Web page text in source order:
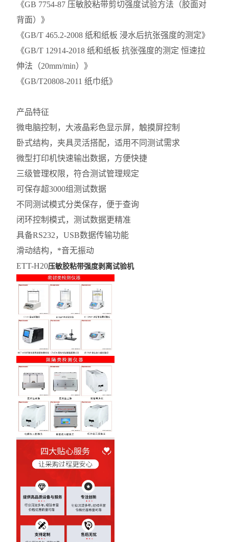
《GB 7754-87 压敏胶粘带剪切强度试验方法（胶面对
背面）》
《GB/T 465.2-2008 纸和纸板 浸水后抗张强度的测定》
《GB/T 12914-2018 纸和纸板 抗张强度的测定 恒速拉
伸法（20mm/min）》
《GB/T20808-2011 纸巾纸》
产品特征
微电脑控制，大液晶彩色显示屏，触摸屏控制
卧式结构，夹具灵活搭配，适用不同测试需求
微型打印机快速输出数据，方便快捷
三级管理权限，符合测试管理规定
可保存超3000组测试数据
不同测试模式分类保存，便于查询
闭环控制模式，测试数据更精准
具备RS232，USB数据传输功能
滑动结构，*音无振动
ETT-H20压敏胶粘带强度剥离试验机